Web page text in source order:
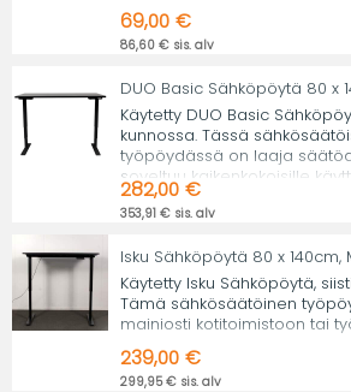
69,00 €
86,60 € sis. alv
DUO Basic Sähköpöytä 80 x
Käytetty DUO Basic
kunnossa. Tässä
työpöydässä on laaja
soveltuu kaikenkokoisille
282,00 €
353,91 € sis. alv
Isku Sähköpöytä 80 x 140cm,
Käytetty Isku Sähköpöytä,
Tämä sähkösäätöinen
mainiosti kotitoimistoon tai
239,00 €
299,95 € sis. alv